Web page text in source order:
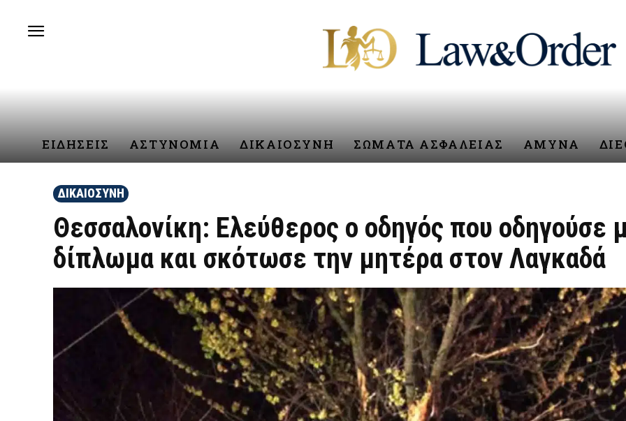
ΕΙΔΗΣΕΙΣ ΑΣΤΥΝΟΜΙΑ ΔΙΚΑΙΟΣΥΝΗ ΣΩΜΑΤΑ ΑΣΦΑΛΕΙΑΣ ΑΜΥΝΑ
ΔΙΚΑΙΟΣΥΝΗ
Θεσσαλονίκη: Ελεύθερος ο οδηγός που οδηγούσε
δίπλωμα και σκότωσε την μητέρα στον Λαγκαδά